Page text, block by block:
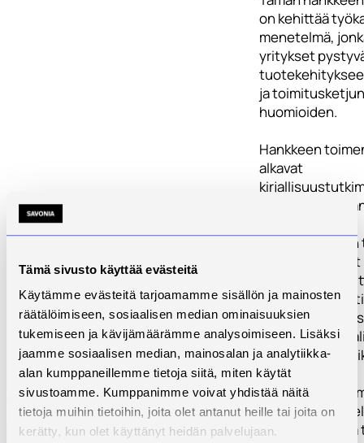
Tämä sivusto käyttää evästeitä
Käytämme evästeitä tarjoamamme sisällön ja mainosten
räätälöimiseen, sosiaalisen median ominaisuuksien
tukemiseen ja kävijämäärämme analysoimiseen. Lisäksi
jaamme sosiaalisen median, mainosalan ja analytiikka-
alan kumppaneillemme tietoja siitä, miten käytät
sivustoamme. Kumppanimme voivat yhdistää näitä
tietoja muihin tietoihin, joita olet antanut heille tai joita on
kerätty, kun olet käyttänyt heidän palvelujaan.
on kehittää
menetelmä,
yritykset
ja
huomioiden.
Hankkeen
alkavat
jossa
olemassa
ja työkalut
etenkin
ja QFD:hen
Deployment)
yhdessä.
pohjalta
suunnitellaan